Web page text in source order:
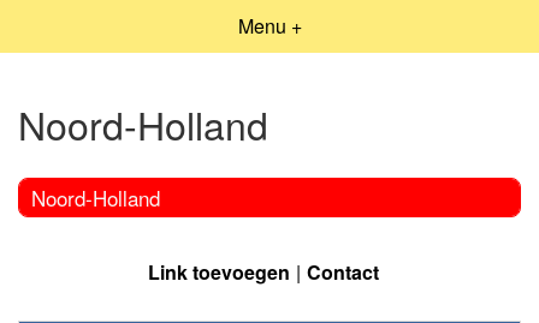
Menu +
Noord-Holland
Noord-Holland
Link toevoegen Contact